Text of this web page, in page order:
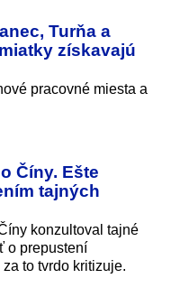
Turňa a
získavajú
pracovné miesta a
Číny. Ešte
tajných
konzultoval tajné
o prepustení
to tvrdo kritizuje.